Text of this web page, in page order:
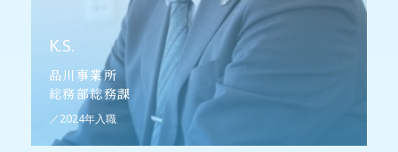
K.S.
品川事業所
総務部総務課
／2024年入職